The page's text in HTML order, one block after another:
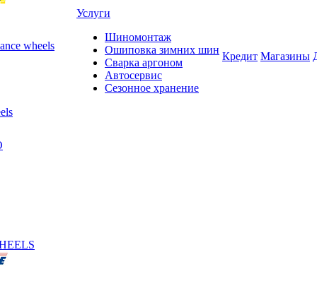
wheels
Услуги
Шиномонтаж
Ошиповка зимних шин
Сварка аргоном
Автосервис
Сезонное хранение
Кредит Магазины